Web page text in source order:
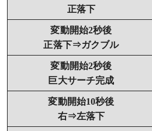
正落下
変動開始2秒後
正落下⇒ガクブル
変動開始2秒後
巨大サーチ完成
変動開始10秒後
右⇒左落下